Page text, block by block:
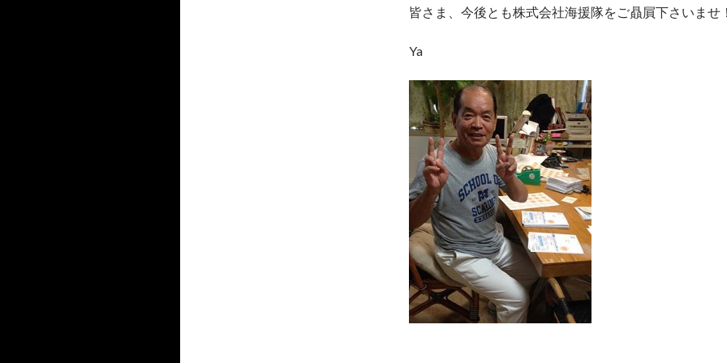
皆さま、今後とも株式会社海援隊をご贔屓下さいませ
Ya